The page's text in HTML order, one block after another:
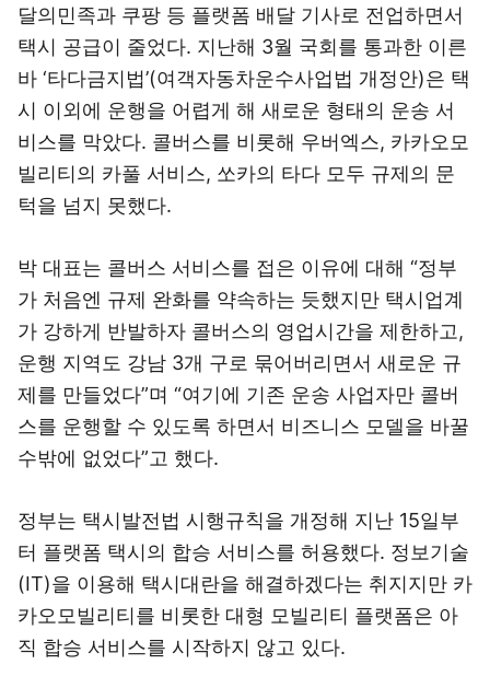
달의민족과 쿠팡 등 플랫폼 배달 기사로 전업하면서
택시 공급이 줄었다. 지난해 3월 국회를 통과한 이른
바 ‘타다금지법’(여객자동차운수사업법 개정안)은 택
시 이외에 운행을 어렵게 해 새로운 형태의 운송 서
비스를 막았다. 콜버스를 비롯해 우버엑스, 카카오모
빌리티의 카풀 서비스, 쏘카의 타다 모두 규제의 문
턱을 넘지 못했다.
박 대표는 콜버스 서비스를 접은 이유에 대해 “정부
가 처음엔 규제 완화를 약속하는 듯했지만 택시업계
가 강하게 반발하자 콜버스의 영업시간을 제한하고,
운행 지역도 강남 3개 구로 묶어버리면서 새로운 규
제를 만들었다”며 “여기에 기존 운송 사업자만 콜버
스를 운행할 수 있도록 하면서 비즈니스 모델을 바꿀
수밖에 없었다”고 했다.
정부는 택시발전법 시행규칙을 개정해 지난 15일부
터 플랫폼 택시의 합승 서비스를 허용했다. 정보기술
(IT)을 이용해 택시대란을 해결하겠다는 취지지만 카
카오모빌리티를 비롯한 대형 모빌리티 플랫폼은 아
직 합승 서비스를 시작하지 않고 있다.